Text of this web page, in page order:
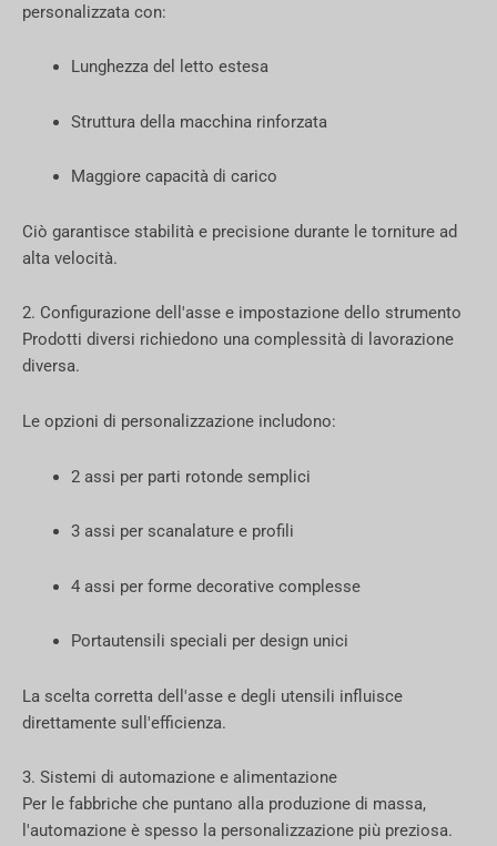
personalizzata con:
Lunghezza del letto estesa
Struttura della macchina rinforzata
Maggiore capacità di carico
Ciò garantisce stabilità e precisione durante le torniture ad
alta velocità.
2. Configurazione dell'asse e impostazione dello strumento
Prodotti diversi richiedono una complessità di lavorazione
diversa.
Le opzioni di personalizzazione includono:
2 assi per parti rotonde semplici
3 assi per scanalature e profili
4 assi per forme decorative complesse
Portautensili speciali per design unici
La scelta corretta dell'asse e degli utensili influisce
direttamente sull'efficienza.
3. Sistemi di automazione e alimentazione
Per le fabbriche che puntano alla produzione di massa,
l'automazione è spesso la personalizzazione più preziosa.